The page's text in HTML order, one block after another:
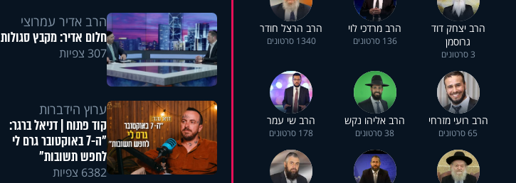
הרב יצחק דוד
גרוסמן
3 סרטונים
הרב מרדכי לוי
136 סרטונים
הרב הרצל חודר
1340 סרטונים
הרב רועי מזרחי
65 סרטונים
הרב אליהו נקש
38 סרטונים
הרב שי עמר
178 סרטונים
הרב אדיר עמרוצי
חלום אדיר: מקבץ סגולות
307 צפיות
ערוץ הידברות
קוד פתוח | דניאל ברגר:
"ה-7 באוקטובר גרם לי
לחפש תשובות"
6382 צפיות